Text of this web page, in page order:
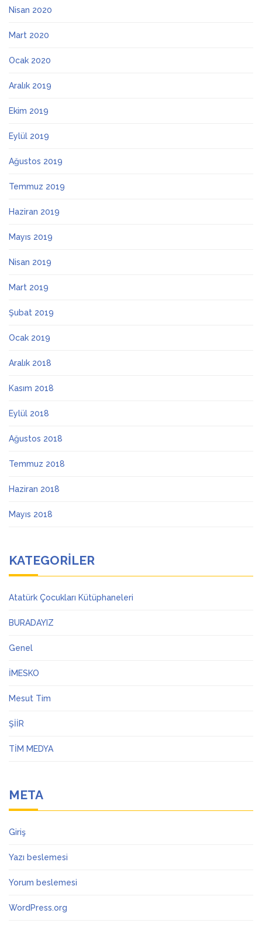
Nisan 2020
Mart 2020
Ocak 2020
Aralık 2019
Ekim 2019
Eylül 2019
Ağustos 2019
Temmuz 2019
Haziran 2019
Mayıs 2019
Nisan 2019
Mart 2019
Şubat 2019
Ocak 2019
Aralık 2018
Kasım 2018
Eylül 2018
Ağustos 2018
Temmuz 2018
Haziran 2018
Mayıs 2018
KATEGORILER
Atatürk Çocukları Kütüphaneleri
BURADAYIZ
Genel
İMESKO
Mesut Tim
ŞİİR
TİM MEDYA
META
Giriş
Yazı beslemesi
Yorum beslemesi
WordPress.org